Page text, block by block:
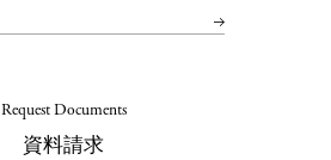
Request Documents
資料請求